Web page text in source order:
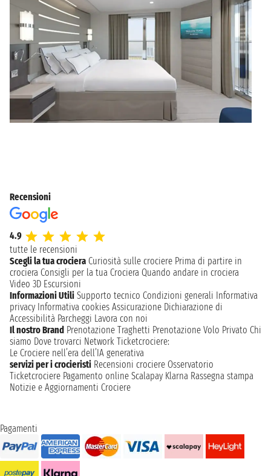
Recensioni
4.9
tutte le recensioni
Scegli la tua crociera Curiosità sulle crociere Prima di partire in
crociera Consigli per la tua Crociera Quando andare in crociera
Video 3D Escursioni
Informazioni Utili Supporto tecnico Condizioni generali Informativa
privacy Informativa cookies Assicurazione Dichiarazione di
Accessibilità Parcheggi Lavora con noi
Il nostro Brand Prenotazione Traghetti Prenotazione Volo Privato Chi
siamo Dove trovarci Network Ticketcrociere:
Le Crociere nell’era dell’IA generativa
servizi per i crocieristi Recensioni crociere Osservatorio
Ticketcrociere Pagamento online Scalapay Klarna Rassegna stampa
Notizie e Aggiornamenti Crociere
Pagamenti